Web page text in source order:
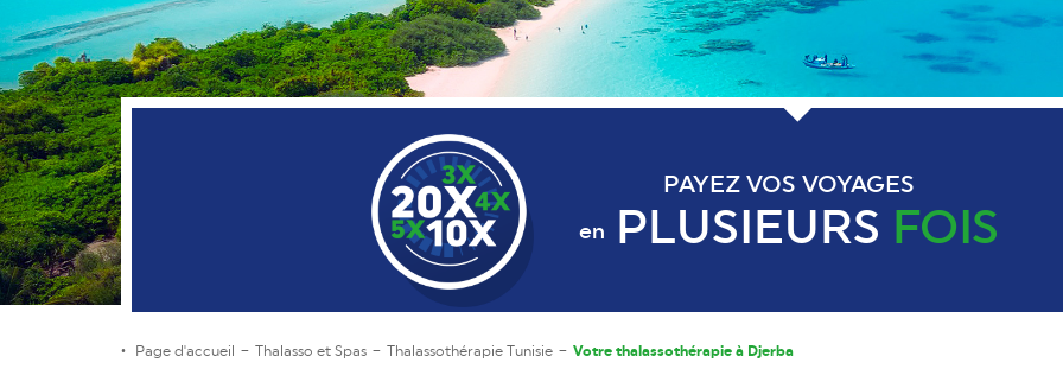
PAYEZ VOS VOYAGES
en PLUSIEURS FOIS
Page d'accueil Thalasso et Spas Thalassothérapie Tunisie Votre thalassothérapie à Djerba